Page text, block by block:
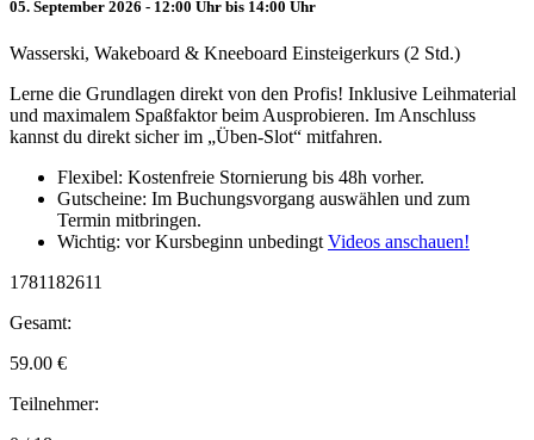
05. September 2026 - 12:00 Uhr bis 14:00 Uhr
Wasserski, Wakeboard & Kneeboard Einsteigerkurs (2 Std.)
Lerne die Grundlagen direkt von den Profis! Inklusive Leihmaterial
und maximalem Spaßfaktor beim Ausprobieren. Im Anschluss
kannst du direkt sicher im „Üben-Slot“ mitfahren.
Flexibel: Kostenfreie Stornierung bis 48h vorher.
Gutscheine: Im Buchungsvorgang auswählen und zum
Termin mitbringen.
Wichtig: vor Kursbeginn unbedingt Videos anschauen!
1781182611
Gesamt:
59.00 €
Teilnehmer: